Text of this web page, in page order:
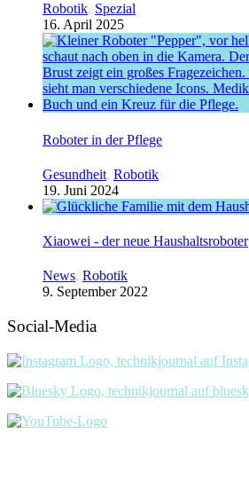
Robotik, Spezial
16. April 2025
Roboter in der Pflege
Gesundheit, Robotik
19. Juni 2024
Xiaowei - der neue Haushaltsroboter
News, Robotik
9. September 2022
Social-Media